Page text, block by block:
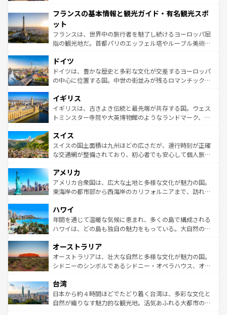
ませてくれるイタリアで、忘れられない旅をしてみよう！
なお、新着のイタリア情報は
しい。
文化が根付くこの国では、情熱的なフラメンコ、熱気あふ
れる闘牛、そして美味しいタパスが生活の一部となってい
る。首都マドリードの洗練された雰囲気や、バルセロナの
アートに溢れた街角から、地方では古代ローマ遺跡や中世
せる。地方によって風土や気候が異なるスペインはその個
性で訪れる人を魅了する。 なお、新着のスペイン情報は コ
ンテンツ一覧を参照してほしい。
フランスの基本情報と観光ガイド・有名観光スポ
ット
フランスは、世界中の旅行者を魅了し続けるヨーロッパ屈
指の観光地だ。首都パリのエッフェル塔やルーブル美術館
で、幅広い魅力が詰まっている。華麗な宮殿、歴史的な大
聖堂、美しいビーチ、そして豊かな自然が、訪れる者を心
から魅了する。また、フランスは美食の国としても知ら
いる。シャンパンの発祥地であるランス、プロヴァンスの
香り高いラベンダー畑など、多彩な楽しみ方が可能だ。さ
らに、パリ以外の地域にも魅力が溢れており、どの街角に
れる地方に足を運ぶとそれぞれで全く異なる文化を体験で
きるだろう。 なお、新着のフランス情報はコンテンツ一覧
を参照してほしい。
ドイツ
ドイツは、豊かな歴史と多彩な文化が交差するヨーロッパ
の中心に位置する国。中世の街並みが残るロマンチック街
顔を持つこの国は、どこを歩いても飽きることがない。ベ
ルリンの文化的活気、バイエルン州のアルプスの絶景、そ
してライン川沿いのワイン畑といった風景は必見。ビール
は、お酒好きな人にはぜひ体験してほしい。 なお、新着の
ドイツ情報はコンテンツ一覧を参照してほしい。
イギリス
イギリスは、古きよき伝統と最先端が共存する国。ウェス
トミンスター寺院や大英博物館のようなランドマーク、歴
リアごとに異なる魅力がある。また、優雅なアフタヌーン
ティー、ビール好きにはたまらない英国パブ、サッカー観
戦など、本場だからこそできる体験も豊富。イギリスを旅
ンツ一覧を参照してほしい。
スイス
スイスの国土面積は九州ほどの広さだが、運行時刻が正確
な交通網が整備されており、初心者でも安心して個人旅行
の建物がそのまま残る町や、スイスならではのユニークな
博物館もあり、アルプス観光だけでなく町歩きも満喫する
ことができる。国民の所得が高いため物価も高いが、旅行
ば市内交通費無料で観光を楽しむこともできる。 なお、新
着のスイス情報はコンテンツ一覧 を参照してほしい。
アメリカ
アメリカ合衆国は、広大な土地と多様な文化が魅力の国。
東海岸の都市部から西海岸のカリフォルニアまで、訪れる
のような巨大都市は、観光、ショッピング、エンターテイ
ンメントが詰まった刺激的なスポットだ。一方、アメリカ
西部には大自然が広がり、グランドキャニオンやイエロー
部のニューオーリンズでは、音楽と美食が融合した独特の
文化が魅力。旅行者はアメリカの各地域で異なる魅力を楽
しみながら、その多様性と豊かな歴史を感じることができ
ならではの贅沢な旅のスタイルだ。 なお、新着のアメリカ
情報はコンテンツ一覧を参照してほしい。
ハワイ
年間を通じて温暖な気候に恵まれ、多くの島で構成される
ハワイは、どの島も独自の魅力をもっている。大自然の神
ワイ島は見逃せない。また、定番の観光地といえばオアフ
島だが、静かな自然を求めるならマウイ島やカウアイ島が
おすすめ。エメラルドグリーンに輝く海をはじめ、豊かな
れるおもてなしの心で訪れる人々を迎えてくれるハワイの
人々、おいしいローカルフードやハワイアンミュージッ
ク、伝統的なフラダンスなど、すべてがハワイの魅力を彩
オーストラリア
オーストラリアは、壮大な自然と多様な文化が魅力の国。
シドニーのシンボルであるシドニー・オペラハウス、オー
リアリーフや大陸中央部にそびえるウルル（エアーズロッ
ク）、タスマニアの美しい原生林やケアンズの熱帯雨林な
ど、見どころがたくさん。また、カフェやワイン、オージ
台湾
日本から約４時間ほどでたどり着く台湾は、多彩な文化と
自然が織りなす魅力的な観光地。活気あふれる大都市の台